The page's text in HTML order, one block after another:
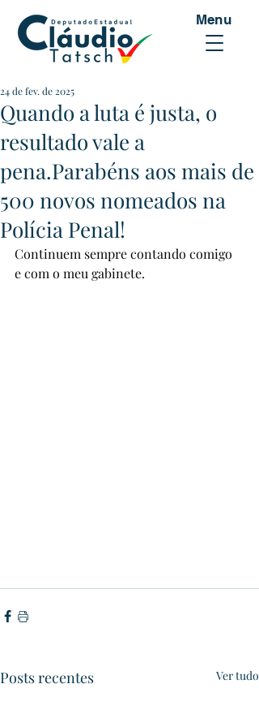
Menu
Quando a luta é justa, o
resultado vale a
pena.Parabéns aos mais de
500 novos nomeados na
Polícia Penal!
24 de fev. de 2025
Continuem sempre contando comigo
e com o meu gabinete.
Posts recentes Ver tudo